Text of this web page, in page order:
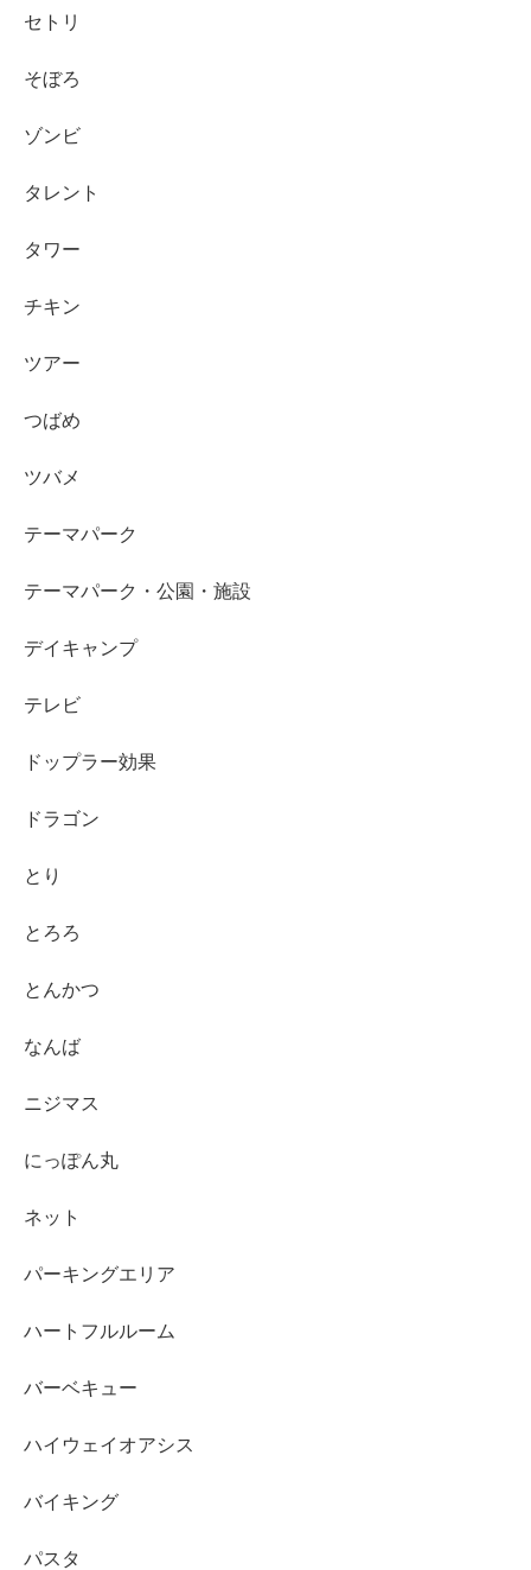
セトリ
そぼろ
ゾンビ
タレント
タワー
チキン
ツアー
つばめ
ツバメ
テーマパーク
テーマパーク・公園・施設
デイキャンプ
テレビ
ドップラー効果
ドラゴン
とり
とろろ
とんかつ
なんば
ニジマス
にっぽん丸
ネット
パーキングエリア
ハートフルルーム
バーベキュー
ハイウェイオアシス
バイキング
パスタ